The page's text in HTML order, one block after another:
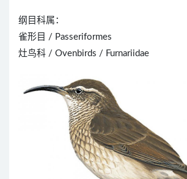
纲目科属：
雀形目 / Passeriformes
灶鸟科 / Ovenbirds / Furnariidae